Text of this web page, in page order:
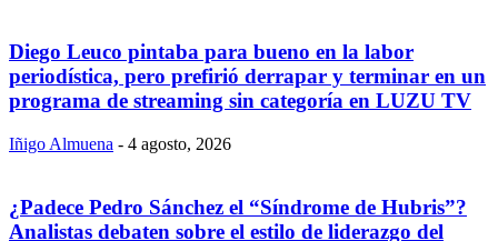
Diego Leuco pintaba para bueno en la labor
periodística, pero prefirió derrapar y terminar en un
programa de streaming sin categoría en LUZU TV
Iñigo Almuena - 4 agosto, 2026
¿Padece Pedro Sánchez el “Síndrome de Hubris”?
Analistas debaten sobre el estilo de liderazgo del